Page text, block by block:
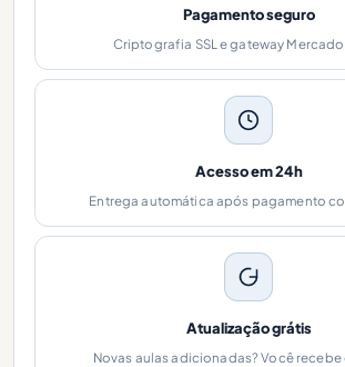
Pagamento seguro
Criptografia SSL e gateway
Acesso em 24h
Entrega automática após pagamento
Atualização grátis
Novas aulas adicionadas? Você recebe